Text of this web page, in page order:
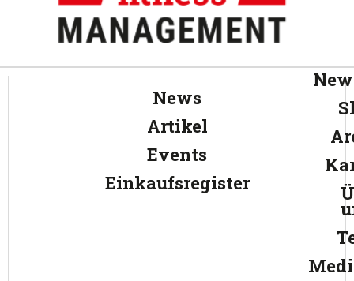
News
Artikel
Events
Einkaufsregister